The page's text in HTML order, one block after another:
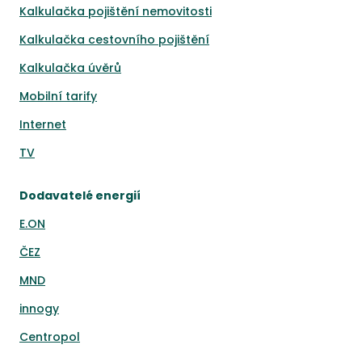
Kalkulačka pojištění nemovitosti
Kalkulačka cestovního pojištění
Kalkulačka úvěrů
Mobilní tarify
Internet
TV
Dodavatelé energií
E.ON
ČEZ
MND
innogy
Centropol